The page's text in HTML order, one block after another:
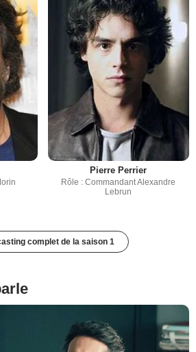
Pierre Perrier
Rôle : Commandant Alexandre
Lebrun
complet de la saison 1